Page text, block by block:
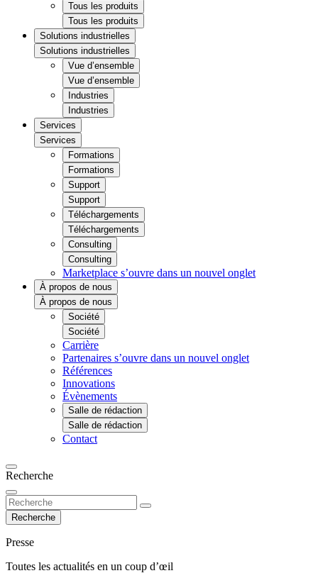
Tous les produits
Tous les produits
Solutions industrielles
Solutions industrielles
Vue d’ensemble
Vue d’ensemble
Industries
Industries
Services
Services
Formations
Formations
Support
Support
Téléchargements
Téléchargements
Consulting
Consulting
Marketplace s’ouvre dans un nouvel onglet
À propos de nous
À propos de nous
Société
Société
Carrière
Partenaires s’ouvre dans un nouvel onglet
Références
Innovations
Évènements
Salle de rédaction
Salle de rédaction
Contact
Recherche
Recherche
Presse
Toutes les actualités en un coup d’œil